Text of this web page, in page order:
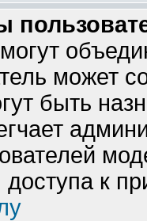
может
быть
доступа к